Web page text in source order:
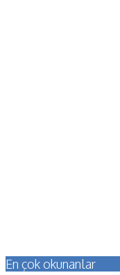
En çok okunanlar